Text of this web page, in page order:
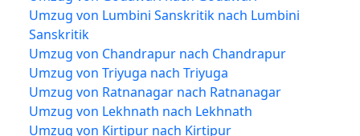
Umzug von Lumbini Sanskritik nach Lumbini
Sanskritik
Umzug von Chandrapur nach Chandrapur
Umzug von Triyuga nach Triyuga
Umzug von Ratnanagar nach Ratnanagar
Umzug von Lekhnath nach Lekhnath
Umzug von Kirtipur nach Kirtipur